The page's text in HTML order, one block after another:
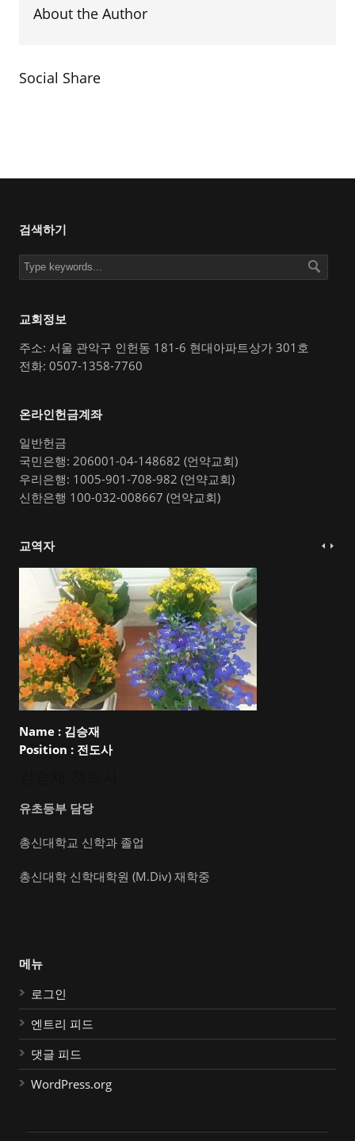
About the Author
Social Share
검색하기
교회정보
주소: 서울 관악구 인헌동 181-6 현대아파트상가 301호
전화: 0507-1358-7760
온라인헌금계좌
일반헌금
국민은행: 206001-04-148682 (언약교회)
우리은행: 1005-901-708-982 (언약교회)
신한은행 100-032-008667 (언약교회)
교역자
Name : 김승재
Position : 전도사
유초등부 담당
총신대학교 신학과 졸업
총신대학 신학대학원 (M.Div) 재학중
메뉴
로그인
엔트리 피드
댓글 피드
WordPress.org